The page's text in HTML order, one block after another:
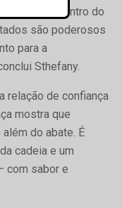
acontece dentro do
são poderosos
para a
Sthefany.
relação de confiança
mostra que
do abate. É
cadeia e um
com sabor e